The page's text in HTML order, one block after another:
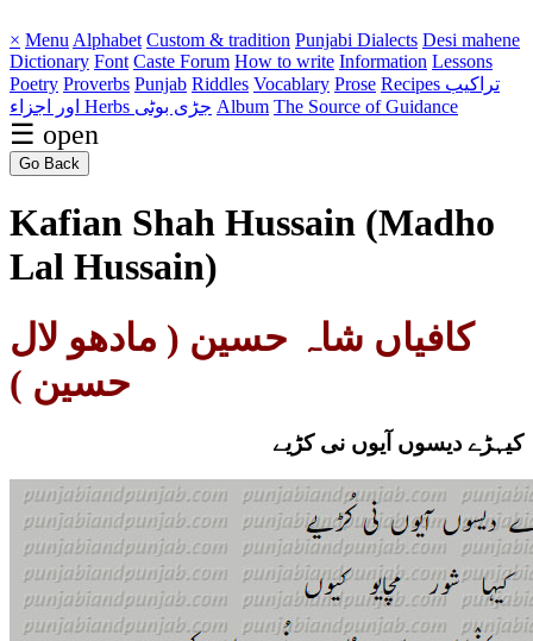
× Menu Alphabet Custom & tradition Punjabi Dialects Desi mahene
Dictionary Font Caste Forum How to write Information Lessons
Poetry Proverbs Punjab Riddles Vocablary Prose Recipes تراکیب
Herbs جڑی بوٹی Album The Source of Guidance
☰ open
Go Back
Kafian Shah Hussain (Madho
Lal Hussain)
کافیاں شاہ حسین ( مادھو لال
حسین )
کیہڑے دیسوں آیوں نی کڑیے